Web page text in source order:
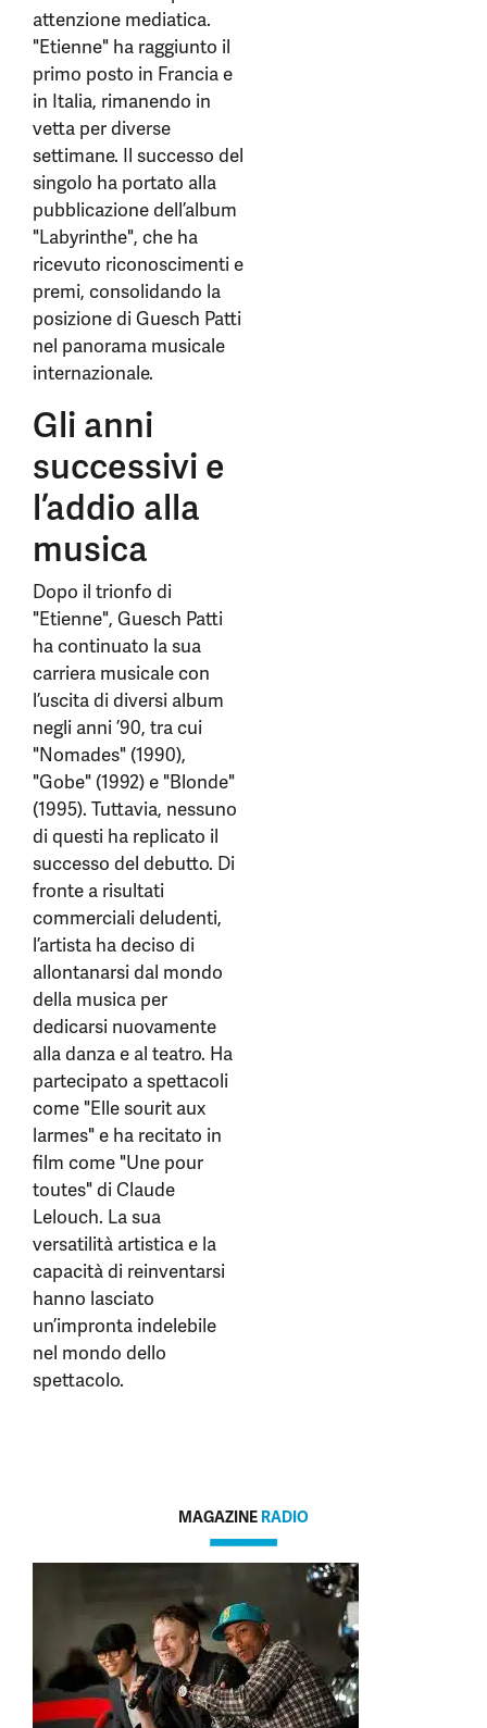
attenzione mediatica.
"Etienne" ha raggiunto il
primo posto in Francia e
in Italia, rimanendo in
vetta per diverse
settimane. Il successo del
singolo ha portato alla
pubblicazione dell’album
"Labyrinthe", che ha
ricevuto riconoscimenti e
premi, consolidando la
posizione di Guesch Patti
nel panorama musicale
internazionale.
Gli anni
successivi e
l’addio alla
musica
Dopo il trionfo di
"Etienne", Guesch Patti
ha continuato la sua
carriera musicale con
l’uscita di diversi album
negli anni ’90, tra cui
"Nomades" (1990),
"Gobe" (1992) e "Blonde"
(1995). Tuttavia, nessuno
di questi ha replicato il
successo del debutto. Di
fronte a risultati
commerciali deludenti,
l’artista ha deciso di
allontanarsi dal mondo
della musica per
dedicarsi nuovamente
alla danza e al teatro. Ha
partecipato a spettacoli
come "Elle sourit aux
larmes" e ha recitato in
film come "Une pour
toutes" di Claude
Lelouch. La sua
versatilità artistica e la
capacità di reinventarsi
hanno lasciato
un’impronta indelebile
nel mondo dello
spettacolo.
MAGAZINE RADIO